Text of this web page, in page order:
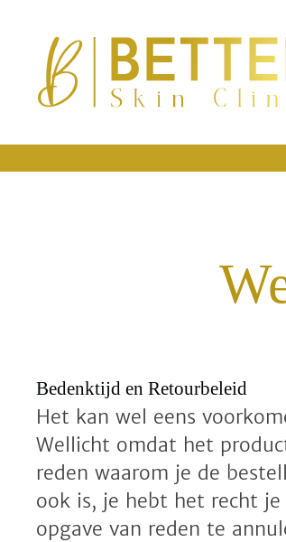
Bedenktijd en Retourbeleid
Het kan wel eens
Wellicht omdat het
reden waarom je de
ook is, je hebt het recht
opgave van reden te